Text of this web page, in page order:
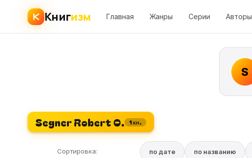
Книгизм Главная Жанры Серии Авторы
S
Segner Robert O. 1 кн.
Сортировка: по дате по названию